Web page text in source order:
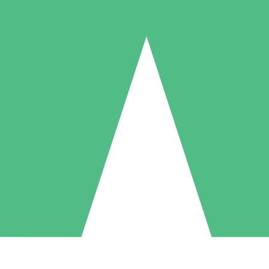
Packs de Crédits Individuels
à l'utilisation avec des crédits de téléchargement. Sans engagement
5 Téléchargements
US$